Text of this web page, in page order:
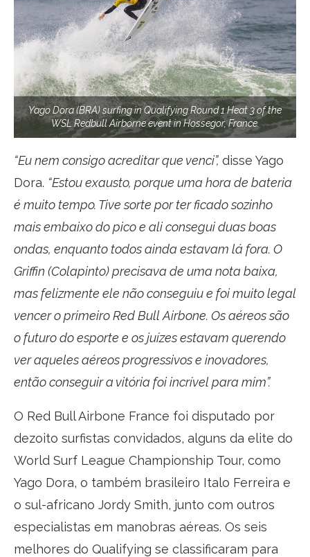
Yago Dora (BRA) surfing in Qualifying Round 1 Heat 3 of the
WSL Redbull Airborne event in Hossegor, France.
“Eu nem consigo acreditar que venci”, disse Yago
Dora. “Estou exausto, porque uma hora de bateria
é muito tempo. Tive sorte por ter ficado sozinho
mais embaixo do pico e ali consegui duas boas
ondas, enquanto todos ainda estavam lá fora. O
Griffin (Colapinto) precisava de uma nota baixa,
mas felizmente ele não conseguiu e foi muito legal
vencer o primeiro Red Bull Airbone. Os aéreos são
o futuro do esporte e os juízes estavam querendo
ver aqueles aéreos progressivos e inovadores,
então conseguir a vitória foi incrível para mim”.
O Red Bull Airbone France foi disputado por
dezoito surfistas convidados, alguns da elite do
World Surf League Championship Tour, como
Yago Dora, o também brasileiro Italo Ferreira e
o sul-africano Jordy Smith, junto com outros
especialistas em manobras aéreas. Os seis
melhores do Qualifying se classificaram para